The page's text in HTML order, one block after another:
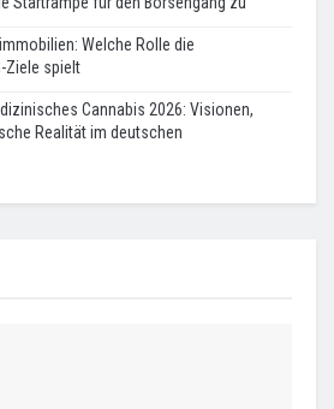
Welche Rolle die
Ziele spielt
Cannabis 2026: Visionen,
Realität im deutschen